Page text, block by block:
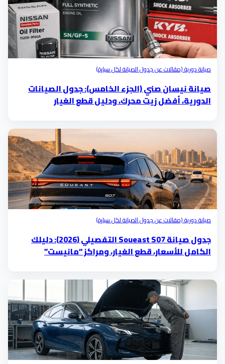
صيانة دورية (مقالات عن جدول الصيانة لكل سيارة)
صيانة نيسان صني (الجزء الخامس): جدول الصيانات
الدورية، أفضل زيت محرك، ودليل قطع الغيار
صيانة دورية (مقالات عن جدول الصيانة لكل سيارة)
جدول صيانة Soueast S07 التفصيلي (2026): دليلك
الكامل للأسعار، قطع الغيار، ومراكز “مانيست”